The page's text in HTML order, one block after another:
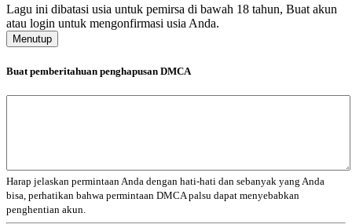
Lagu ini dibatasi usia untuk pemirsa di bawah 18 tahun, Buat akun
atau login untuk mengonfirmasi usia Anda.
Menutup
Buat pemberitahuan penghapusan DMCA
Harap jelaskan permintaan Anda dengan hati-hati dan sebanyak yang Anda
bisa, perhatikan bahwa permintaan DMCA palsu dapat menyebabkan
penghentian akun.